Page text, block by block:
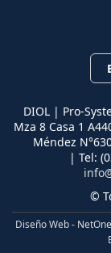
DIOL | Pro-
Mza 8 Casa 1
Méndez
| Tel:
©
Diseño Web - NetOne